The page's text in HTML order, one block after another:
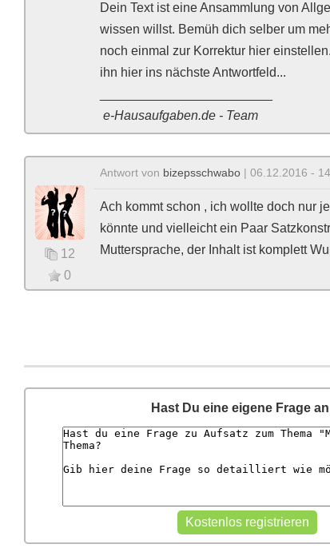
Dein Text ist eine Ansammlung von
wissen willst. Bemüh dich selber um
noch einmal zur Korrektur hier
ihn hier ins nächste Antwortfeld...
e-Hausaufgaben.de - Team
12
0
Antwort von bizepsschwabo | 06.12.2016 -
Ach kommt schon , ich wollte doch nur
könnte und vielleicht ein Paar
Muttersprache, der Inhalt ist komplett
Hast Du eine eigene Frage